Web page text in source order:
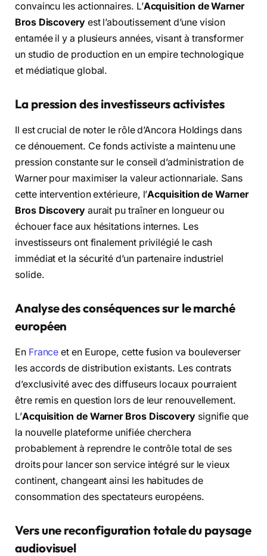
convaincu les actionnaires. L’Acquisition de Warner
Bros Discoveryest l’aboutissement d’une vision
entamée il y a plusieurs années, visant à transformer
un studio de production en un empire technologique
et médiatique global.
La pression des investisseurs activistes
Il est crucial de noter le rôle d’Ancora Holdings dans
ce dénouement. Ce fonds activiste a maintenu une
pression constante sur le conseil d’administration de
Warner pour maximiser la valeur actionnariale. Sans
cette intervention extérieure, l’Acquisition de Warner
Bros Discoveryaurait pu traîner en longueur ou
échouer face aux hésitations internes. Les
investisseurs ont finalement privilégié le cash
immédiat et la sécurité d’un partenaire industriel
solide.
Analyse des conséquences sur le marché
européen
En France et en Europe, cette fusion va bouleverser
les accords de distribution existants. Les contrats
d’exclusivité avec des diffuseurs locaux pourraient
être remis en question lors de leur renouvellement.
L’Acquisition de Warner Bros Discoverysignifie que
la nouvelle plateforme unifiée cherchera
probablement à reprendre le contrôle total de ses
droits pour lancer son service intégré sur le vieux
continent, changeant ainsi les habitudes de
consommation des spectateurs européens.
Vers une reconfiguration totale du paysage
audiovisuel